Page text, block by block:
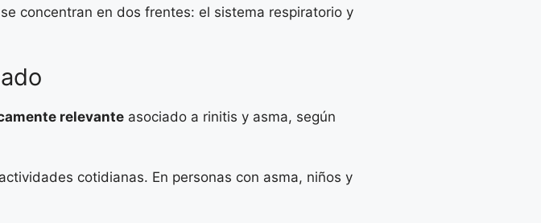
se concentran en dos frentes: el sistema respiratorio y
relevante asociado a rinitis y asma, según
cotidianas. En personas con asma, niños y